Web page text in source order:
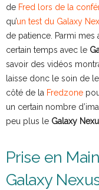
de Fred lors de la
qu’un test du Galaxy
de patience. Parmi mes
certain temps avec le
savoir des vidéos
laisse donc le soin de
côté de la Fredzone
un certain nombre
peu plus le Galaxy
Prise en
Galaxy